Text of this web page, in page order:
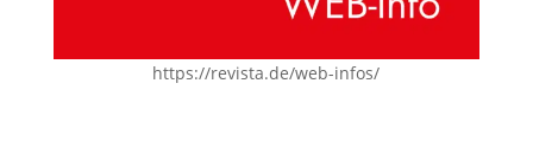
https://revista.de/web-infos/